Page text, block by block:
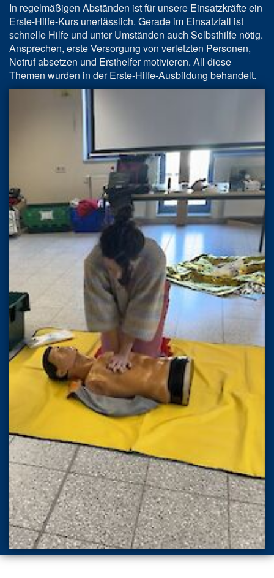
In regelmäßigen Abständen ist für unsere Einsatzkräfte ein
Erste-Hilfe-Kurs unerlässlich. Gerade im Einsatzfall ist
schnelle Hilfe und unter Umständen auch Selbsthilfe nötig.
Ansprechen, erste Versorgung von verletzten Personen,
Notruf absetzen und Ersthelfer motivieren. All diese
Themen wurden in der Erste-Hilfe-Ausbildung behandelt.